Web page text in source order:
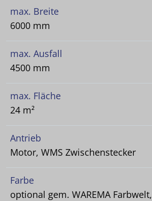
max. Breite
6000 mm
max. Ausfall
4500 mm
max. Fläche
24 m²
Antrieb
Motor, WMS Zwischenstecker
Farbe
optional gem. WAREMA Farbwelt,